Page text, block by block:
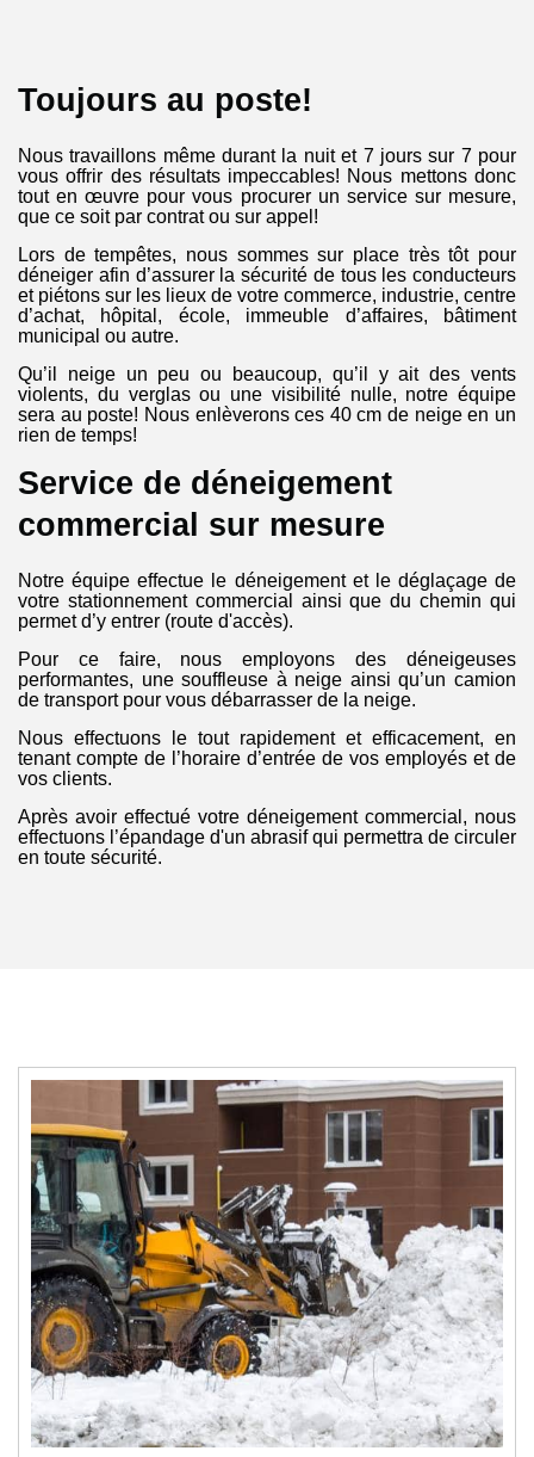
Toujours au poste!
Nous travaillons même durant la nuit et 7 jours sur 7 pour
vous offrir des résultats impeccables! Nous mettons donc
tout en œuvre pour vous procurer un service sur mesure,
que ce soit par contrat ou sur appel!
Lors de tempêtes, nous sommes sur place très tôt pour
déneiger afin d’assurer la sécurité de tous les conducteurs
et piétons sur les lieux de votre commerce, industrie, centre
d’achat, hôpital, école, immeuble d’affaires, bâtiment
municipal ou autre.
Qu’il neige un peu ou beaucoup, qu’il y ait des vents
violents, du verglas ou une visibilité nulle, notre équipe
sera au poste! Nous enlèverons ces 40 cm de neige en un
rien de temps!
Service de déneigement
commercial sur mesure
Notre équipe effectue le déneigement et le déglaçage de
votre stationnement commercial ainsi que du chemin qui
permet d’y entrer (route d'accès).
Pour ce faire, nous employons des déneigeuses
performantes, une souffleuse à neige ainsi qu’un camion
de transport pour vous débarrasser de la neige.
Nous effectuons le tout rapidement et efficacement, en
tenant compte de l’horaire d’entrée de vos employés et de
vos clients.
Après avoir effectué votre déneigement commercial, nous
effectuons l’épandage d'un abrasif qui permettra de circuler
en toute sécurité.